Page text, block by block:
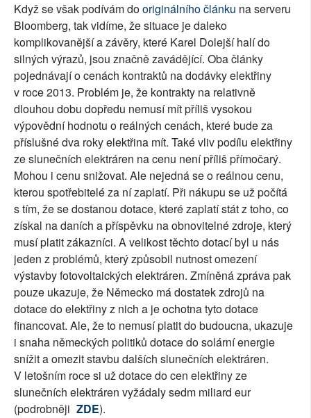
Když se však podívám dooriginálního článku na serveru
Bloomberg, tak vidíme, že situace je daleko
komplikovanější a závěry, které Karel Dolejší halí do
silných výrazů, jsou značně zavádějící. Oba články
pojednávají o cenách kontraktů na dodávky elektřiny
v roce 2013. Problém je, že kontrakty na relativně
dlouhou dobu dopředu nemusí mít příliš vysokou
výpovědní hodnotu o reálných cenách, které bude za
příslušné dva roky elektřina mít. Také vliv podílu elektřiny
ze slunečních elektráren na cenu není příliš přímočarý.
Mohou i cenu snižovat. Ale nejedná se o reálnou cenu,
kterou spotřebitelé za ní zaplatí. Při nákupu se už počítá
s tím, že se dostanou dotace, které zaplatí stát z toho, co
získal na daních a příspěvku na obnovitelné zdroje, který
musí platit zákazníci. A velikost těchto dotací byl u nás
jeden z problémů, který způsobil nutnost omezení
výstavby fotovoltaických elektráren. Zmíněná zpráva pak
pouze ukazuje, že Německo má dostatek zdrojů na
dotace do elektřiny z nich a je ochotna tyto dotace
financovat. Ale, že to nemusí platit do budoucna, ukazuje
i snaha německých politiků dotace do solární energie
snížit a omezit stavbu dalších slunečních elektráren.
V letošním roce si už dotace do cen elektřiny ze
slunečních elektráren vyžádaly sedm miliard eur
(podrobněji ZDE).